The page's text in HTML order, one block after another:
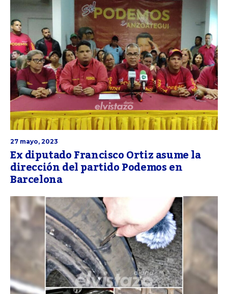
27 mayo, 2023
Ex diputado Francisco Ortiz asume la
dirección del partido Podemos en
Barcelona